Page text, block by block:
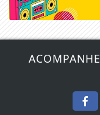
ACOMPANHE